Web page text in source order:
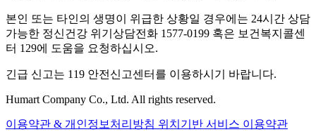
본인 또는 타인의 생명이 위급한 상황일 경우에는 24시간 상담
가능한 정신건강 위기상담전화 1577-0199 혹은 보건복지콜센
터 129에 도움을 요청하십시오.
긴급 신고는 119 안전신고센터를 이용하시기 바랍니다.
Humart Company Co., Ltd. All rights reserved.
이용약관 & 개인정보처리방침 위치기반 서비스 이용약관